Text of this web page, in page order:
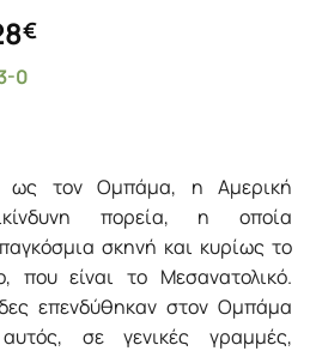
€Η
0
ως τον Ομπάμα, η Αμερική
πορεία, η οποία
σκηνή και κυρίως το
που είναι το Μεσανατολικό.
επενδύθηκαν στον Ομπάμα
σε γενικές γραμμές,